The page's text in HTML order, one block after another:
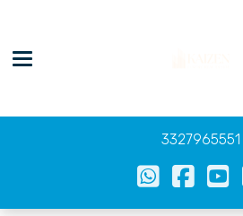
Toggle navigation
3327965551